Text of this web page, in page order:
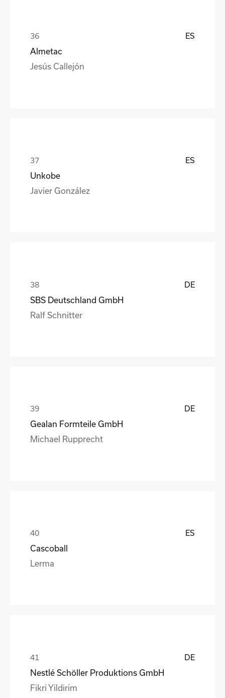
ES
Almetac
Jesús Callejón
ES
Unkobe
Javier González
DE
SBS Deutschland GmbH
Ralf Schnitter
DE
Gealan Formteile GmbH
Michael Rupprecht
ES
Cascoball
Lerma
DE
Nestlé Schöller Produktions GmbH
Fikri Yildirim